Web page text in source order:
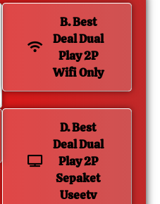
B. Best
Deal Dual
Play 2P
Wifi Only
D. Best
Deal Dual
Play 2P
Sepaket
Useetv